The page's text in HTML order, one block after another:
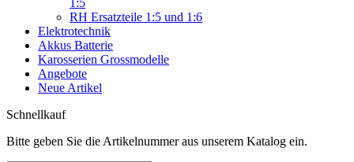
1:5
RH Ersatzteile 1:5 und 1:6
Elektrotechnik
Akkus Batterie
Karosserien Grossmodelle
Angebote
Neue Artikel
Schnellkauf
Bitte geben Sie die Artikelnummer aus unserem Katalog ein.